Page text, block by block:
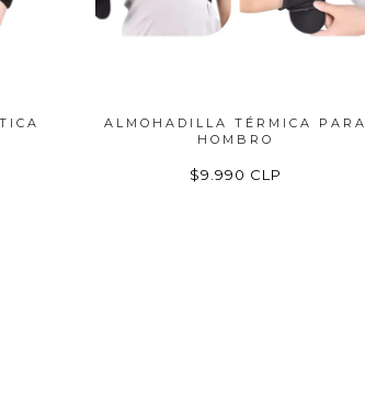
ALMOHADILLA TÉRMICA PARA
HOMBRO
$9.990 CLP